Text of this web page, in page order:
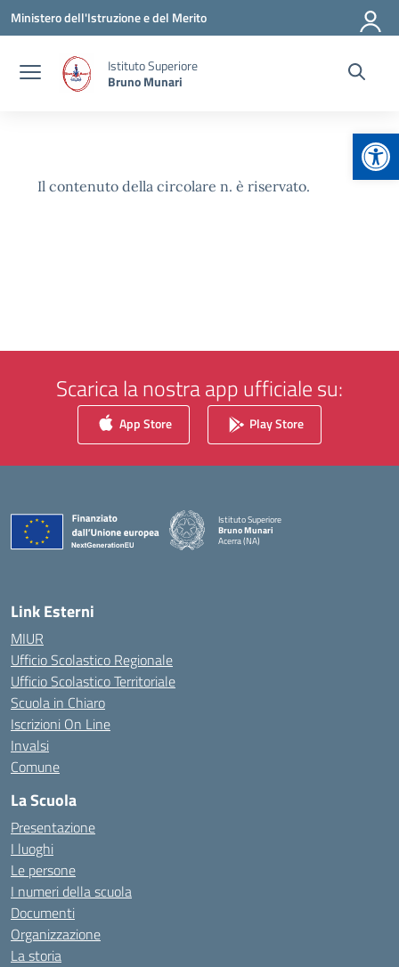
Vai ai contenuti
Vai al menu di navigazione
Vai al footer
Ministero dell'Istruzione e del Merito
Istituto Superiore
Bruno Munari
Il contenuto della circolare n. è riservato.
Scarica la nostra app ufficiale su:
App Store Play Store
Istituto Superiore
Bruno Munari
Acerra (NA)
Link Esterni
MIUR
Ufficio Scolastico Regionale
Ufficio Scolastico Territoriale
Scuola in Chiaro
Iscrizioni On Line
Invalsi
Comune
La Scuola
Presentazione
I luoghi
Le persone
I numeri della scuola
Documenti
Organizzazione
La storia